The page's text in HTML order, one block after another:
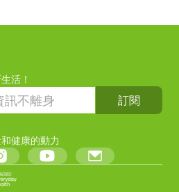
活！
訂閱
健康的動力